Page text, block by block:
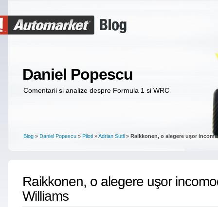
Daniel Popescu
Comentarii si analize despre Formula 1 si WRC
Blog » Daniel Popescu » Piloti »Adrian Sutil » Raikkonen, o alegere uşor
Raikkonen, o alegere uşor
Williams